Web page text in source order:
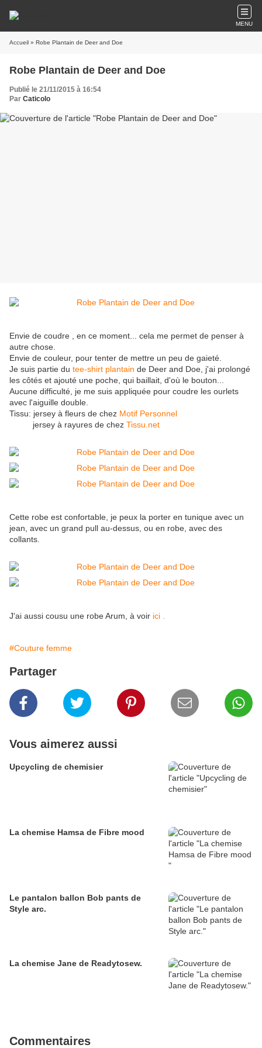
MENU
Accueil » Robe Plantain de Deer and Doe
Robe Plantain de Deer and Doe
Publié le 21/11/2015 à 16:54
Par Caticolo
Envie de coudre , en ce moment... cela me permet de penser à
autre chose.
Envie de couleur, pour tenter de mettre un peu de gaieté.
Je suis partie du tee-shirt plantain de Deer and Doe, j'ai prolongé
les côtés et ajouté une poche, qui baillait, d'où le bouton...
Aucune difficulté, je me suis appliquée pour coudre les ourlets
avec l'aiguille double.
Tissu: jersey à fleurs de chez Motif Personnel
jersey à rayures de chez Tissu.net
Cette robe est confortable, je peux la porter en tunique avec un
jean, avec un grand pull au-dessus, ou en robe, avec des
collants.
J'ai aussi cousu une robe Arum, à voir ici .
#Couture femme
Partager
Vous aimerez aussi
Upcycling de chemisier
La chemise Hamsa de Fibre mood
Le pantalon ballon Bob pants de
Style arc.
La chemise Jane de Readytosew.
Commentaires